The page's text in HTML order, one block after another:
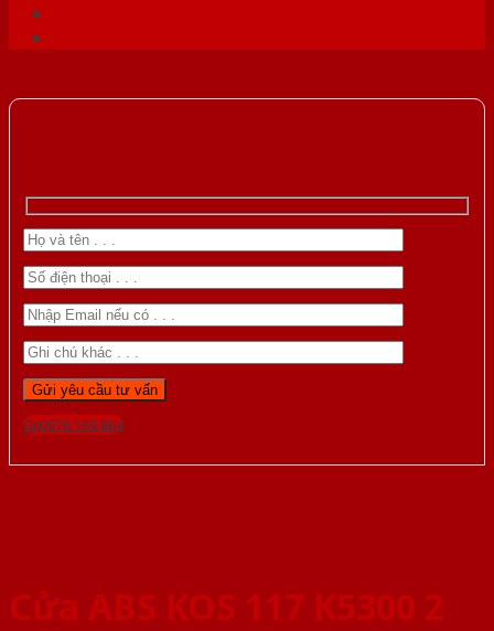
Gọi 0976.169.864
Cửa ABS KOS 117 K5300 2